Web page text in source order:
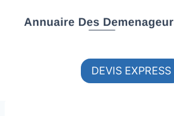
DEVIS EXPRESS